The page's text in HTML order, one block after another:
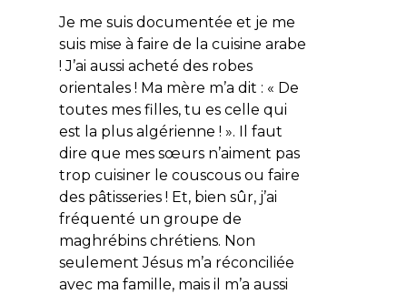
Je me suis documentée et je me
suis mise à faire de la cuisine arabe
! J’ai aussi acheté des robes
orientales ! Ma mère m’a dit : « De
toutes mes filles, tu es celle qui
est la plus algérienne ! ». Il faut
dire que mes sœurs n’aiment pas
trop cuisiner le couscous ou faire
des pâtisseries ! Et, bien sûr, j’ai
fréquenté un groupe de
maghrébins chrétiens. Non
seulement Jésus m’a réconciliée
avec ma famille, mais il m’a aussi